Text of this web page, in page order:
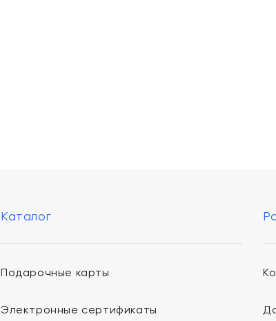
Каталог
Подарочные карты
Электронные сертификаты